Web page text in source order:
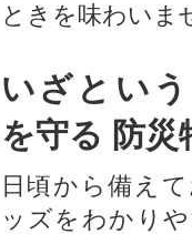
ときを味わいま
いざとい
を守る 防災
日頃から備え
ッズをわかり